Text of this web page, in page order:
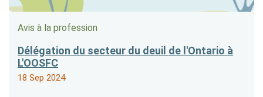
Avis à la profession
Délégation du secteur du deuil de l'Ontario à
L'OOSFC
18 Sep 2024